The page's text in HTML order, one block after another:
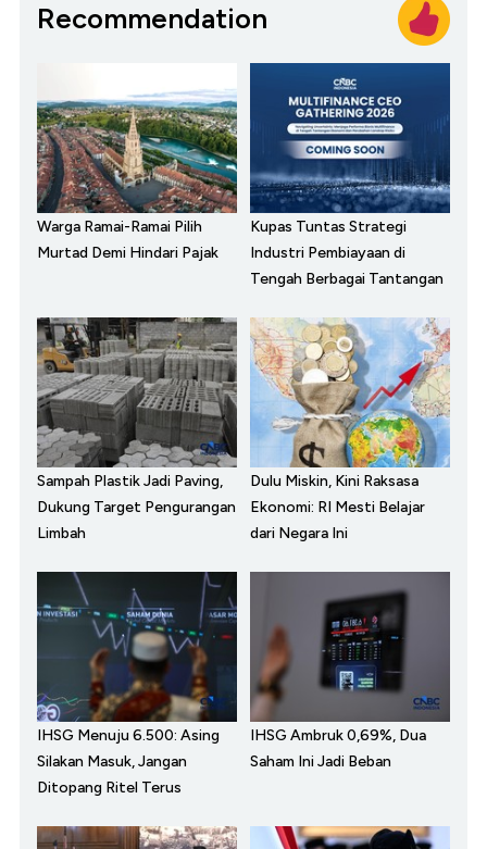
Recommendation
Warga Ramai-Ramai Pilih
Murtad Demi Hindari Pajak
Kupas Tuntas Strategi
Industri Pembiayaan di
Tengah Berbagai Tantangan
Sampah Plastik Jadi Paving,
Dukung Target Pengurangan
Limbah
Dulu Miskin, Kini Raksasa
Ekonomi: RI Mesti Belajar
dari Negara Ini
IHSG Menuju 6.500: Asing
Silakan Masuk, Jangan
Ditopang Ritel Terus
IHSG Ambruk 0,69%, Dua
Saham Ini Jadi Beban